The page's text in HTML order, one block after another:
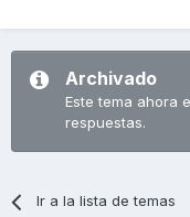
Archivado
Este tema ahora
respuestas.
Ir a la lista de temas